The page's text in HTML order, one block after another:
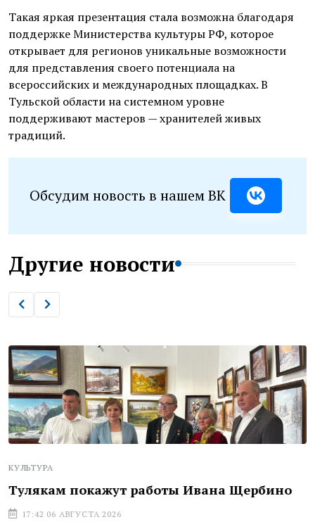
Такая яркая презентация стала возможна благодаря
поддержке Министерства культуры РФ, которое
открывает для регионов уникальные возможности
для представления своего потенциала на
всероссийских и международных площадках. В
Тульской области на системном уровне
поддерживают мастеров — хранителей живых
традиций.
Обсудим новость в нашем ВК
Другие новости
КУЛЬТУРА
Тулякам покажут работы Ивана Щербино
17:42 06 АВГУСТА 2026